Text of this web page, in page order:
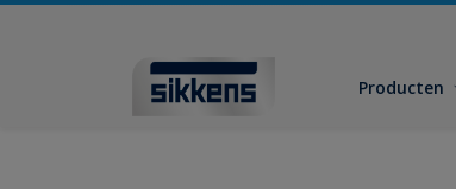
Producten